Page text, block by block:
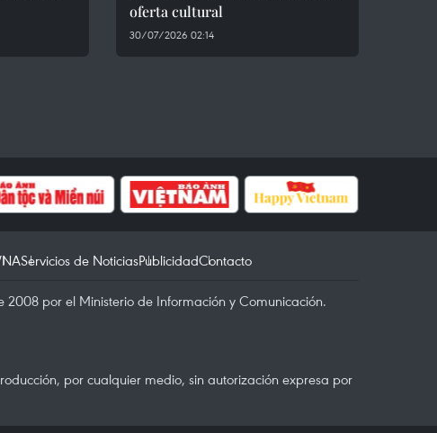
oferta cultural
30/07/2026 02:14
Servicios de NoticiasPublicidadContacto
2008 por el Ministerio de Información y Comunicación.
por cualquier medio, sin autorización expresa por